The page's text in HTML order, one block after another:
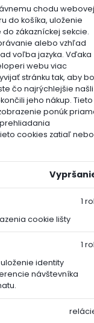
chodu webovej
do košíka, uloženie
zákazníckej sekcie.
alebo vzhľad
voľba jazyka. Vďaka
webu viac
stránku tak, aby
čo najrýchlejšie našli
jeho nákup. Tieto
ponúk
cookies zatiaľ
cookie lišty
1
identity
návštevníka
1